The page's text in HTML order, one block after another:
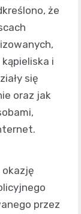
że
i
się
oraz jak
okazję
przez